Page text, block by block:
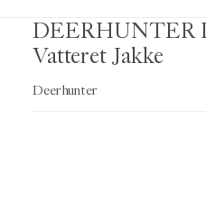
DEERHUNTER
Vatteret Jakke
Deerhunter